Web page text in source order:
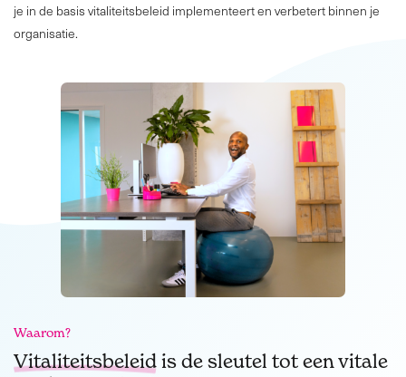
je in de basis vitaliteitsbeleid implementeert en verbetert binnen je
organisatie.
Waarom?
Vitaliteitsbeleid is de sleutel tot een vitale